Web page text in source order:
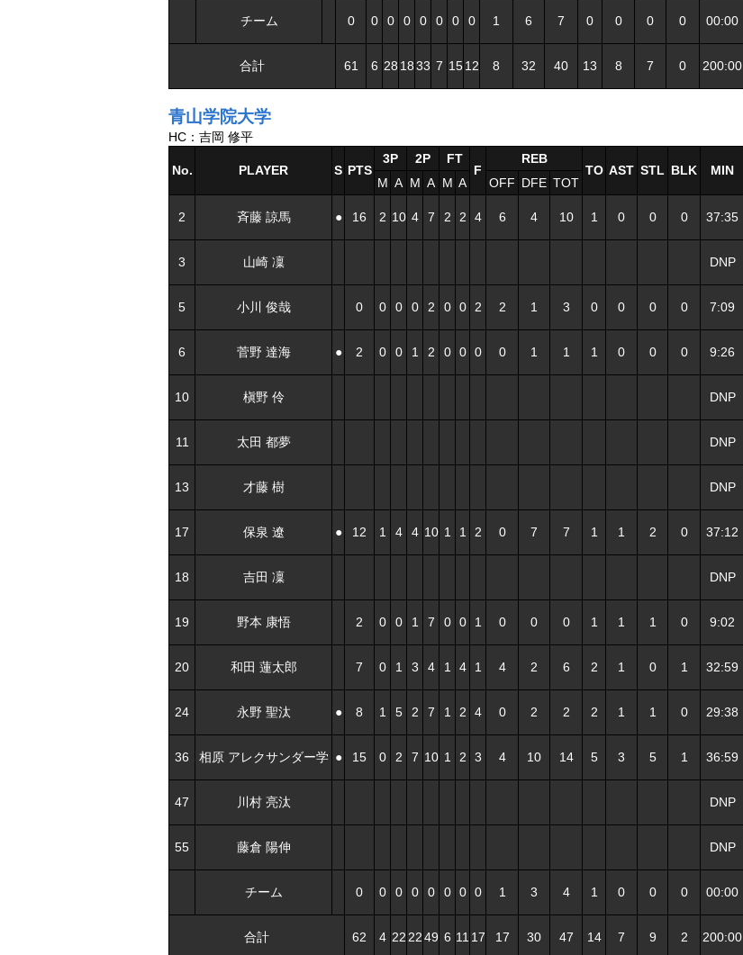
チーム 0 0 0 0 0 0 0 0 1 6 7 0 0 0 0 00:00
合計 61 6 28 1833 7 15 12 8 32 40 13 8 7 0 200:00
青山学院大学
HC：吉岡 修平
No. PLAYER S PTS
3P 2P
FT
F
REB
TO AST STL BLK
MIN
M A M A M A OFF DFE TOT
2 斉藤 諒馬 ● 16 2 10 4 7 2 2 4 6 4 10 1 0 0 0 37:35
3 山崎 凜 DNP
5 小川 俊哉 0 0 0 0 2 0 0 2 2 1 3 0 0 0 0 7:09
6 菅野 達海 ● 2 0 0 1 2 0 0 0 0 1 1 1 0 0 0 9:26
10 槇野 伶 DNP
11 太田 都夢 DNP
13 才藤 樹 DNP
17 保泉 遼 ● 12 1 4 4 10 1 1 2 0 7 7 1 1 2 0 37:12
18 吉田 凜 DNP
19 野本 康悟 2 0 0 1 7 0 0 1 0 0 0 1 1 1 0 9:02
20 和田 蓮太郎 7 0 1 3 4 1 4 1 4 2 6 2 1 0 1 32:59
24 永野 聖汰 ● 8 1 5 2 7 1 2 4 0 2 2 2 1 1 0 29:38
36 相原 アレクサンダー学 ● 15 0 2 7 10 1 2 3 4 10 14 5 3 5 1 36:59
47 川村 亮汰 DNP
55 藤倉 陽伸 DNP
チーム 0 0 0 0 0 0 0 0 1 3 4 1 0 0 0 00:00
合計 62 4 222249 6 11 17 17 30 47 14 7 9 2 200:00